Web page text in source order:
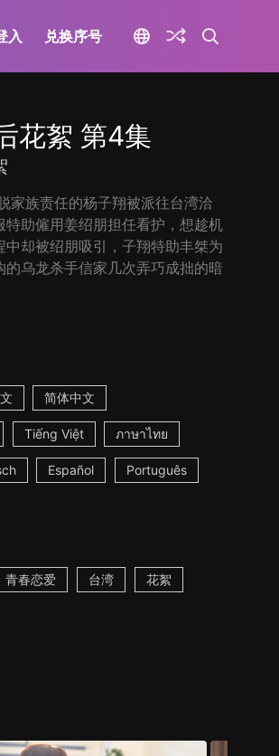
入 兑换序号
花絮 第4集
家族责任的杨子翔被派往台湾洽
特助僱用姜绍朋担任看护，想趁机
中却被绍朋吸引，子翔特助丰桀为
的乌龙杀手信家几次弄巧成拙的暗
简体中文
Tiếng Việt ภาษาไทย
Español Português
青春恋爱 台湾 花絮